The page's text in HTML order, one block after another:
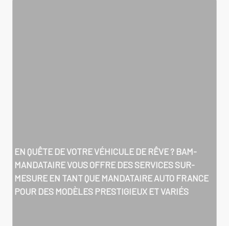
EN QUÊTE DE VOTRE VÉHICULE DE RÊVE ? BAM-
MANDATAIRE VOUS OFFRE DES SERVICES SUR-
MESURE EN TANT QUE MANDATAIRE AUTO FRANCE
POUR DES MODÈLES PRESTIGIEUX ET VARIÉS